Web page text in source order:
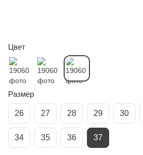
Цвет
Размер
26 27 28 29 30
34 35 36 37